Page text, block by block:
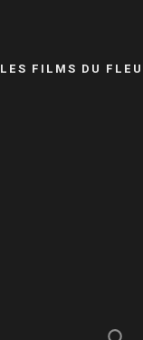
LES FILMS DU